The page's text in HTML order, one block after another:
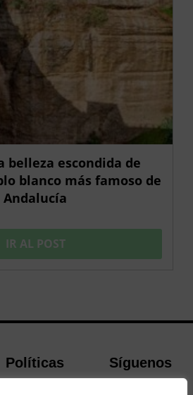
belleza escondida de
blanco más famoso de
Andalucía
IR AL POST
Políticas Síguenos